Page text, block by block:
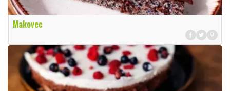
Makovec